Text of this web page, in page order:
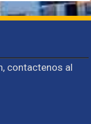
contactenos al